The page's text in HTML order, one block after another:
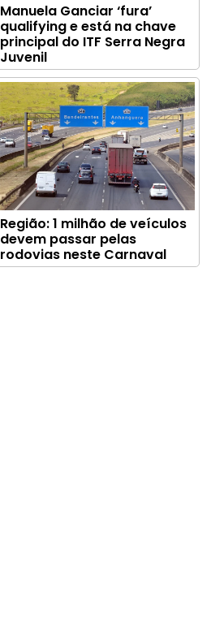
Manuela Ganciar ‘fura’
qualifying e está na chave
principal do ITF Serra Negra
Juvenil
Região: 1 milhão de veículos
devem passar pelas
rodovias neste Carnaval